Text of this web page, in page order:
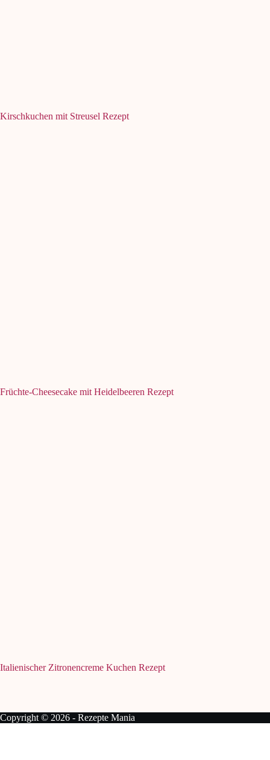
Kirschkuchen mit Streusel Rezept
Früchte-Cheesecake mit Heidelbeeren Rezept
Italienischer Zitronencreme Kuchen Rezept
Copyright © 2026 - Rezepte Mania